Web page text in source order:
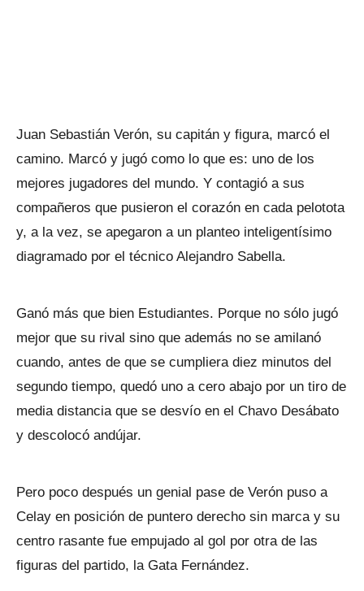
Juan Sebastián Verón, su capitán y figura, marcó el
camino. Marcó y jugó como lo que es: uno de los
mejores jugadores del mundo. Y contagió a sus
compañeros que pusieron el corazón en cada pelotota
y, a la vez, se apegaron a un planteo inteligentísimo
diagramado por el técnico Alejandro Sabella.
Ganó más que bien Estudiantes. Porque no sólo jugó
mejor que su rival sino que además no se amilanó
cuando, antes de que se cumpliera diez minutos del
segundo tiempo, quedó uno a cero abajo por un tiro de
media distancia que se desvío en el Chavo Desábato
y descolocó andújar.
Pero poco después un genial pase de Verón puso a
Celay en posición de puntero derecho sin marca y su
centro rasante fue empujado al gol por otra de las
figuras del partido, la Gata Fernández.